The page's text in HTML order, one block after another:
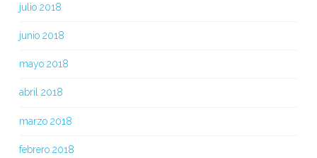
julio 2018
junio 2018
mayo 2018
abril 2018
marzo 2018
febrero 2018